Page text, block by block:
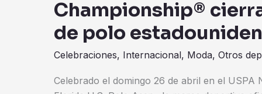
Championship®
de polo
Celebraciones, Internacional, Moda, Otros
Celebrado el domingo 26 de abril en el USPA